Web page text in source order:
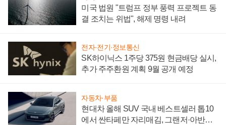
미국 법원 "트럼프 정부 풍력 프로젝트 동
결 조치는 위법", 해제 명령 내려
전자·전기·정보통신
SK하이닉스 1주당 375원 현금배당 실시,
추가 주주환원 계획 9월 공개 예정
자동차·부품
현대차 올해 SUV 국내 베스트셀러 톱10
에서 싼타페만 자리매김, 그랜저·아반떼